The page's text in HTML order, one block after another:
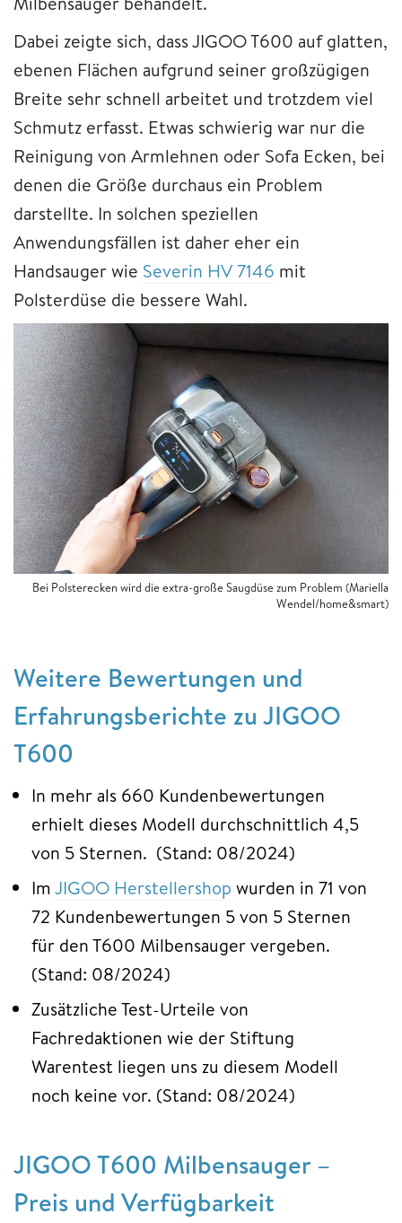
Dabei zeigte sich, dass JIGOO T600 auf glatten,
ebenen Flächen aufgrund seiner großzügigen
Breite sehr schnell arbeitet und trotzdem viel
Schmutz erfasst. Etwas schwierig war nur die
Reinigung von Armlehnen oder Sofa Ecken, bei
denen die Größe durchaus ein Problem
darstellte. In solchen speziellen
Anwendungsfällen ist daher eher ein
Handsauger wie Severin HV 7146 mit
Polsterdüse die bessere Wahl.
Bei Polsterecken wird die extra-große Saugdüse zum Problem (Mariella
Wendel/home&smart)
Weitere Bewertungen und
Erfahrungsberichte zu JIGOO
T600
In mehr als 660 Kundenbewertungen
erhielt dieses Modell durchschnittlich 4,5
von 5 Sternen. (Stand: 08/2024)
Im JIGOO Herstellershop wurden in 71 von
72 Kundenbewertungen 5 von 5 Sternen
für den T600 Milbensauger vergeben.
(Stand: 08/2024)
Zusätzliche Test-Urteile von
Fachredaktionen wie der Stiftung
Warentest liegen uns zu diesem Modell
noch keine vor. (Stand: 08/2024)
JIGOO T600 Milbensauger –
Preis und Verfügbarkeit